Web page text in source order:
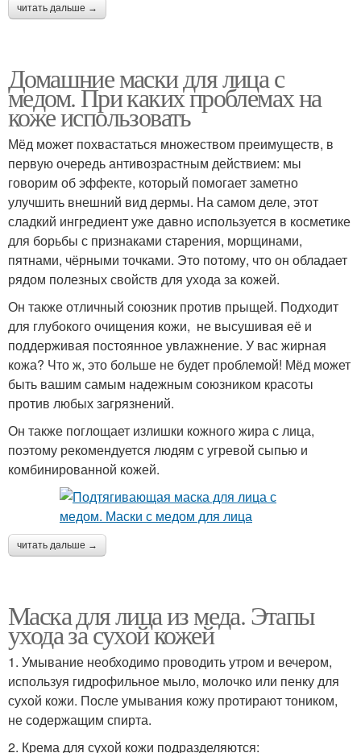
читать дальше →
Домашние маски для лица с
медом. При каких проблемах на
коже использовать
Мёд может похвастаться множеством преимуществ, в
первую очередь антивозрастным действием: мы
говорим об эффекте, который помогает заметно
улучшить внешний вид дермы. На самом деле, этот
сладкий ингредиент уже давно используется в косметике
для борьбы с признаками старения, морщинами,
пятнами, чёрными точками. Это потому, что он обладает
рядом полезных свойств для ухода за кожей.
Он также отличный союзник против прыщей. Подходит
для глубокого очищения кожи, не высушивая её и
поддерживая постоянное увлажнение. У вас жирная
кожа? Что ж, это больше не будет проблемой! Мёд может
быть вашим самым надежным союзником красоты
против любых загрязнений.
Он также поглощает излишки кожного жира с лица,
поэтому рекомендуется людям с угревой сыпью и
комбинированной кожей.
читать дальше →
Маска для лица из меда. Этапы
ухода за сухой кожей
1. Умывание необходимо проводить утром и вечером,
используя гидрофильное мыло, молочко или пенку для
сухой кожи. После умывания кожу протирают тоником,
не содержащим спирта.
2. Крема для сухой кожи подразделяются: